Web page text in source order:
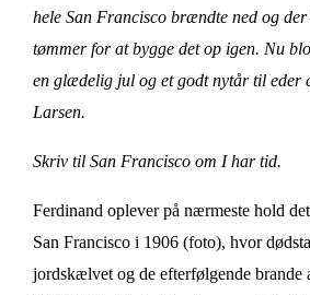
hele San Francisco brændte ned og der
tømmer for at bygge det op igen. Nu
en glædelig jul og et godt nytår til eder
Larsen.
Skriv til San Francisco om I har tid.
Ferdinand oplever på nærmeste hold
San Francisco i 1906 (foto), hvor
jordskælvet og de efterfølgende brande